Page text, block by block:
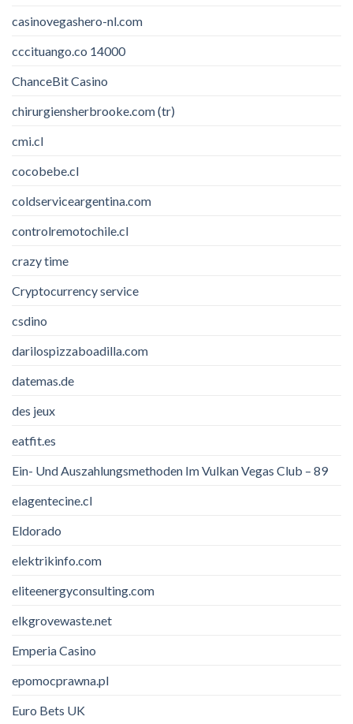
casinovegashero-nl.com
cccituango.co 14000
ChanceBit Casino
chirurgiensherbrooke.com (tr)
cmi.cl
cocobebe.cl
coldserviceargentina.com
controlremotochile.cl
crazy time
Cryptocurrency service
csdino
darilospizzaboadilla.com
datemas.de
des jeux
eatfit.es
Ein- Und Auszahlungsmethoden Im Vulkan Vegas Club – 89
elagentecine.cl
Eldorado
elektrikinfo.com
eliteenergyconsulting.com
elkgrovewaste.net
Emperia Casino
epomocprawna.pl
Euro Bets UK